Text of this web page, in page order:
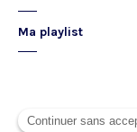
Ma playlist